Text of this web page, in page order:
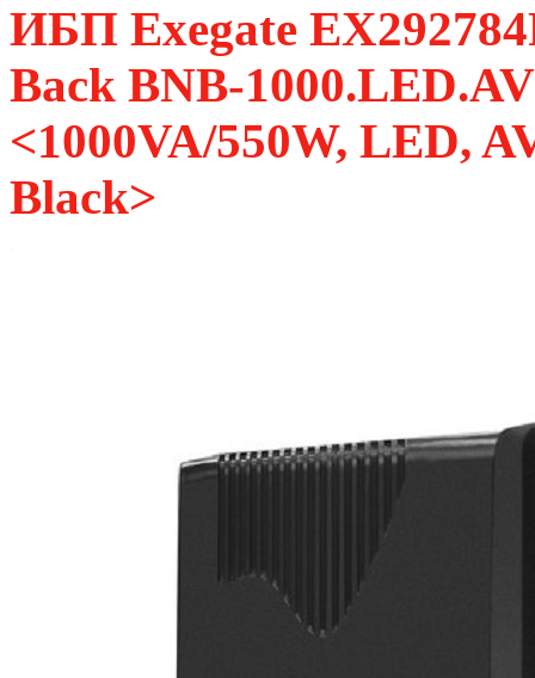
ИБП Exegate
Back BNB-
<1000VA/550W, LED,
Black>